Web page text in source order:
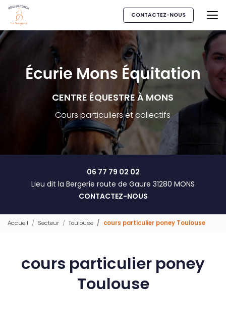
Aller
contenu
principal
CONTACTEZ-NOUS
CENTRE ÉQUESTRE À MONS
Cours particuliers et collectifs
06 77 79 02 02
Lieu dit la Bergerie route de Gaure 31280 MONS
CONTACTEZ-NOUS
Accueil Secteur Toulouse cours particulier poney Toulouse
cours particulier poney
Toulouse